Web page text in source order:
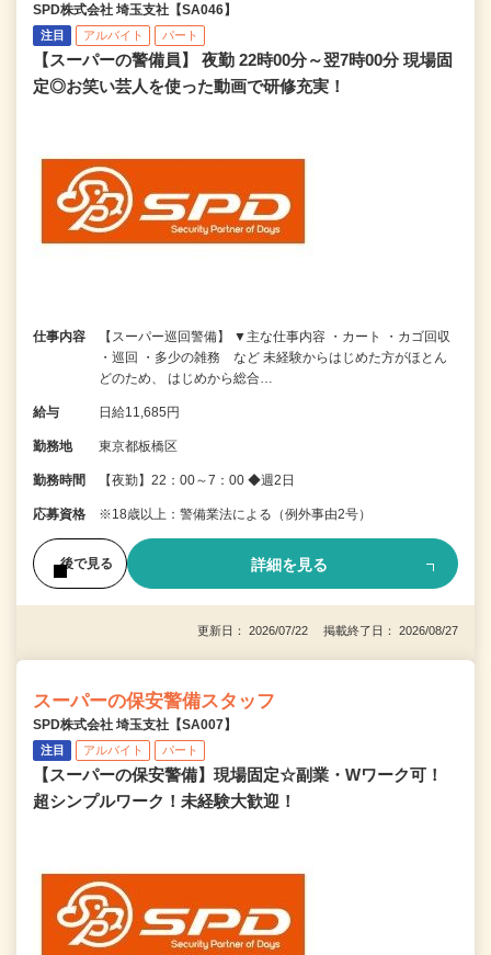
SPD株式会社 埼玉支社【SA046】
注目 アルバイト パート
【スーパーの警備員】 夜勤 22時00分～翌7時00分 現場固
定◎お笑い芸人を使った動画で研修充実！
仕事内容
【スーパー巡回警備】 ▼主な仕事内容 ・カート ・カゴ回収
・巡回 ・多少の雑務 など 未経験からはじめた方がほとん
どのため、 はじめから総合…
給与 日給11,685円
勤務地 東京都板橋区
勤務時間 【夜勤】22：00～7：00 ◆週2日
応募資格 ※18歳以上：警備業法による（例外事由2号）
後で見る 詳細を見る
更新日： 2026/07/22 掲載終了日： 2026/08/27
スーパーの保安警備スタッフ
SPD株式会社 埼玉支社【SA007】
注目 アルバイト パート
【スーパーの保安警備】現場固定☆副業・Wワーク可！
超シンプルワーク！未経験大歓迎！